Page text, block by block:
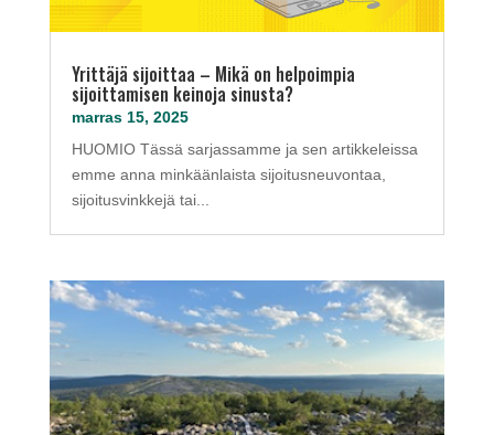
Yrittäjä sijoittaa – Mikä on helpoimpia
sijoittamisen keinoja sinusta?
marras 15, 2025
HUOMIO Tässä sarjassamme ja sen artikkeleissa
emme anna minkäänlaista sijoitusneuvontaa,
sijoitusvinkkejä tai...